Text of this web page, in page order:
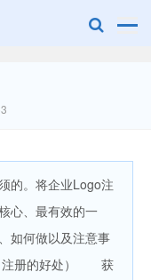
。将企业Logo注
心、最有效的一
如何做以及注意事
注册的好处） 获